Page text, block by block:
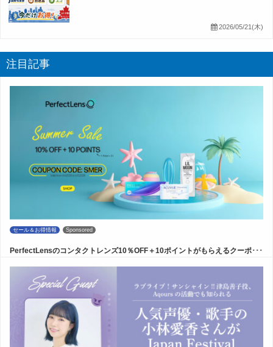
2026/05/21(木)
注目記事
セール＆お得情報 Sponsored
PerfectLensのコンタクトレンズ10％OFF＋10ポイントがもらえるクーポ･･･